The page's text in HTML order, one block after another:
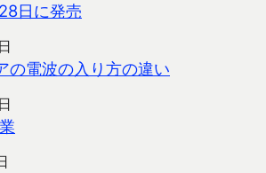
日に発売
の電波の入り方の違い